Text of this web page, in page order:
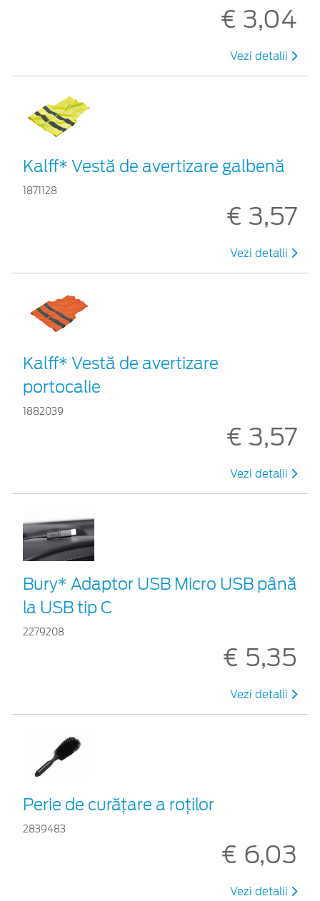
€ 3,04
Vezi detalii
Kalff* Vestă de avertizare galbenă
1871128
€ 3,57
Vezi detalii
Kalff* Vestă de avertizare
portocalie
1882039
€ 3,57
Vezi detalii
Bury* Adaptor USB Micro USB până
la USB tip C
2279208
€ 5,35
Vezi detalii
Perie de curățare a roților
2839483
€ 6,03
Vezi detalii